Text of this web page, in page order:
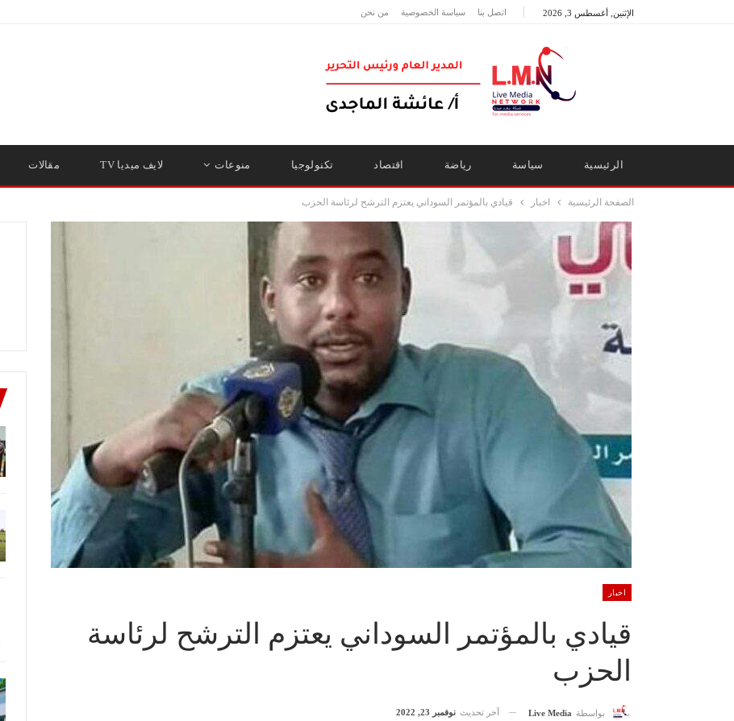
الإثنين, أغسطس 3, 2026 اتصل بنا سياسة الخصوصية من نحن
الرئيسية سياسة رياضة اقتصاد تكنولوجيا منوعات لايف ميديا TV مقالات
الصفحة الرئيسية اخبار قيادي بالمؤتمر السوداني يعتزم الترشح لرئاسة الحزب
اخبار
قيادي بالمؤتمر السوداني يعتزم الترشح لرئاسة
الحزب
بواسطة Live Media آخر تحديث نوفمبر 23, 2022